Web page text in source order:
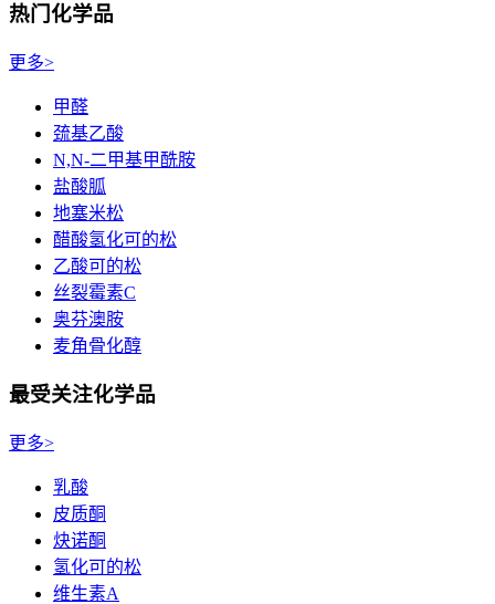
热门化学品
更多>
甲醛
巯基乙酸
N,N-二甲基甲酰胺
盐酸胍
地塞米松
醋酸氢化可的松
乙酸可的松
丝裂霉素C
奥芬澳胺
麦角骨化醇
最受关注化学品
更多>
乳酸
皮质酮
炔诺酮
氢化可的松
维生素A